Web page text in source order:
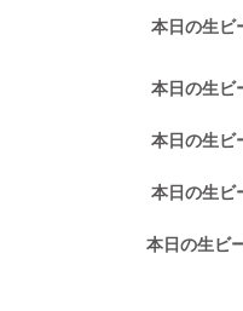
本日の生ビ
本日の生ビ
本日の生ビ
本日の生ビ
本日の生ビ